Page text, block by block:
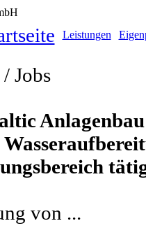
Leistungen
Jobs
von ...